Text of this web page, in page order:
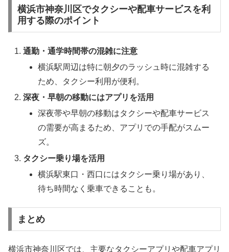
横浜市神奈川区でタクシーや配車サービスを利
用する際のポイント
通勤・通学時間帯の混雑に注意
横浜駅周辺は特に朝夕のラッシュ時に混雑する
ため、タクシー利用が便利。
深夜・早朝の移動にはアプリを活用
深夜帯や早朝の移動はタクシーや配車サービス
の需要が高まるため、アプリでの手配がスムー
ズ。
タクシー乗り場を活用
横浜駅東口・西口にはタクシー乗り場があり、
待ち時間なく乗車できることも。
まとめ
横浜市神奈川区では、主要なタクシーアプリや配車アプリ